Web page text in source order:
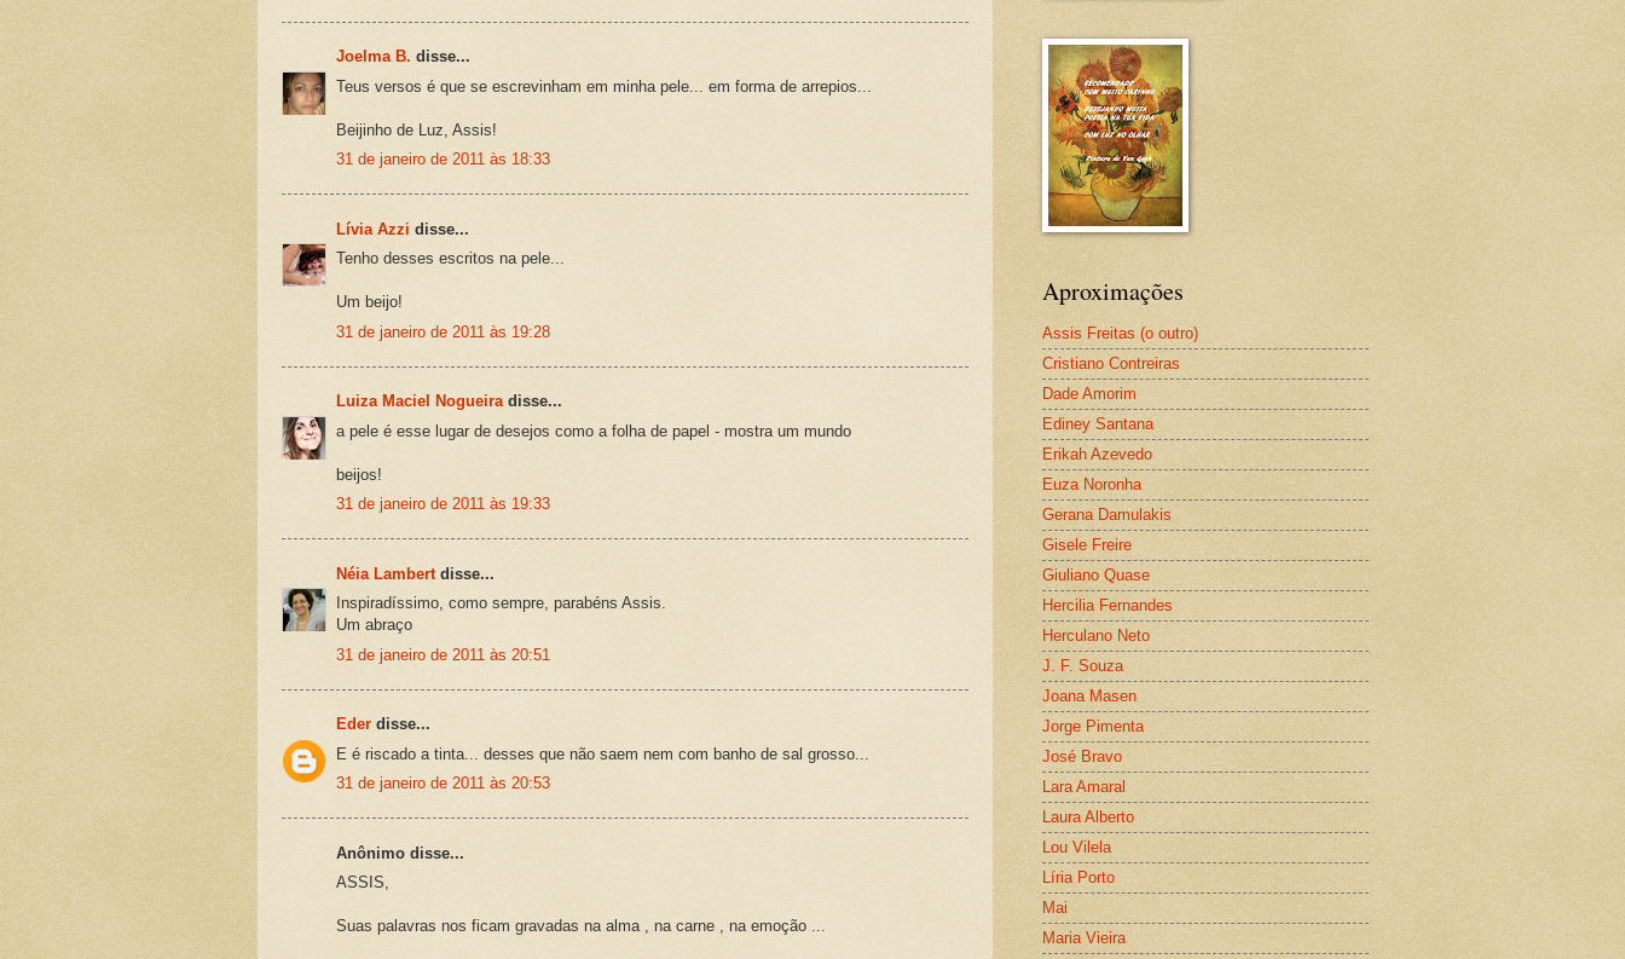
Joelma B. disse...
Teus versos é que se escrevinham em minha pele... em forma de arrepios...
Beijinho de Luz, Assis!
31 de janeiro de 2011 às 18:33
Lívia Azzi disse...
Tenho desses escritos na pele...
Um beijo!
31 de janeiro de 2011 às 19:28
Luiza Maciel Nogueiradisse...
a pele é esse lugar de desejos como a folha de papel - mostra um mundo
beijos!
31 de janeiro de 2011 às 19:33
Néia Lambertdisse...
Inspiradíssimo, como sempre, parabéns Assis.
Um abraço
31 de janeiro de 2011 às 20:51
Eder disse...
E é riscado a tinta... desses que não saem nem com banho de sal grosso...
31 de janeiro de 2011 às 20:53
Anônimo disse...
ASSIS,
Suas palavras nos ficam gravadas na alma , na carne , na emoção ...
Aproximações
Assis Freitas (o outro)
Cristiano Contreiras
Dade Amorim
Ediney Santana
Erikah Azevedo
Euza Noronha
Gerana Damulakis
Gisele Freire
Giuliano Quase
Hercilia Fernandes
Herculano Neto
J. F. Souza
Joana Masen
Jorge Pimenta
José Bravo
Lara Amaral
Laura Alberto
Lou Vilela
Líria Porto
Mai
Maria Vieira